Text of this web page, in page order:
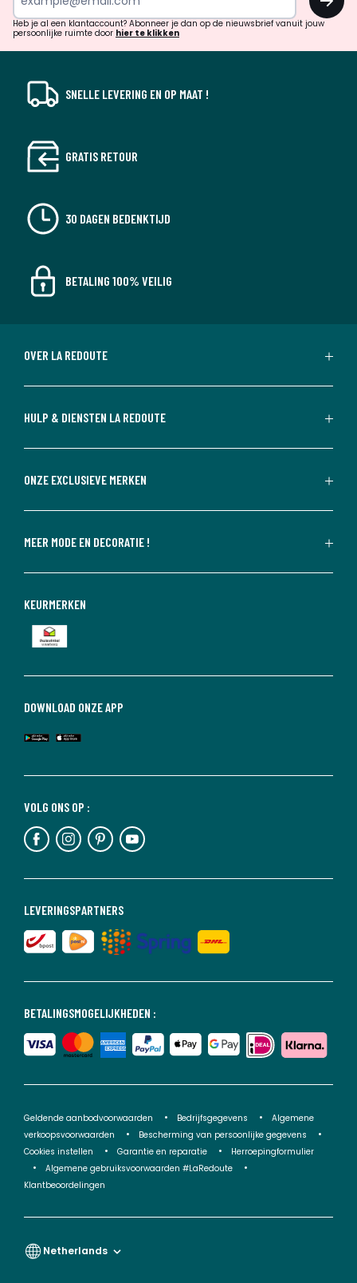
verrassingen?
Heb je al een klantaccount? Abonneer je dan op de nieuwsbrief vanuit jouw
persoonlijke ruimte door hier te klikken
SNELLE LEVERING EN OP MAAT !
GRATIS RETOUR
30 DAGEN BEDENKTIJD
BETALING 100% VEILIG
OVER LA REDOUTE
HULP & DIENSTEN LA REDOUTE
ONZE EXCLUSIEVE MERKEN
MEER MODE EN DECORATIE !
BETALINGSMOGELIJKHEDEN :
LEVERINGSPARTNERS
VOLG ONS OP :
DOWNLOAD ONZE APP
KEURMERKEN
Geldende aanbodvoorwaarden Bedrijfsgegevens
Algemene
verkoopsvoorwaarden
Bescherming van persoonlijke gegevens
Cookies instellen
Garantie en reparatie
Herroepingformulier
Algemene gebruiksvoorwaarden #LaRedoute
Klantbeoordelingen
Netherlands